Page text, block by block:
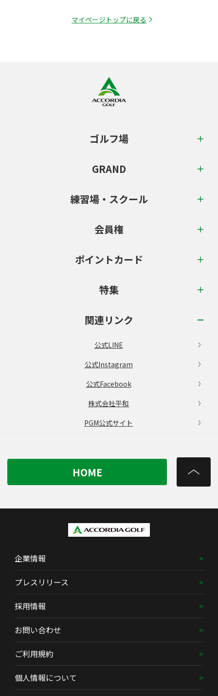
マイページトップに戻る
ゴルフ場
GRAND
練習場・スクール
会員権
ポイントカード
特集
関連リンク
公式LINE
公式Instagram
公式Facebook
株式会社平和
PGM公式サイト
HOME
企業情報
プレスリリース
採用情報
お問い合わせ
ご利用規約
個人情報について